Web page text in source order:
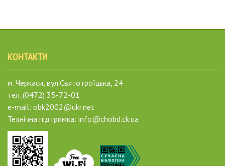
КОНТАКТИ
м. Черкаси, вул.Святотроїцька, 24
тел. (0472) 35-72-01
e-mail: obk2002@ukr.net
Технічна підтримка: info@chobd.ck.ua